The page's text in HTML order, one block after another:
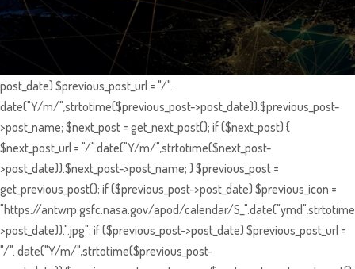
post_date) $previous_post_url = "/".
date("Y/m/",strtotime($previous_post->post_date)).$previous_post-
>post_name; $next_post = get_next_post(); if ($next_post) {
$next_post_url = "/".date("Y/m/",strtotime($next_post-
>post_date)).$next_post->post_name; } $previous_post =
get_previous_post(); if ($previous_post->post_date) $previous_icon =
"https://antwrp.gsfc.nasa.gov/apod/calendar/
>post_date)).".jpg"; if ($previous_post->post_date) $previous_post_url =
"/". date("Y/m/",strtotime($previous_post-